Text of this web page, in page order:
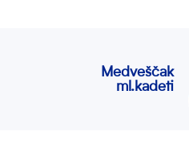
Medveščak
ml.kadeti